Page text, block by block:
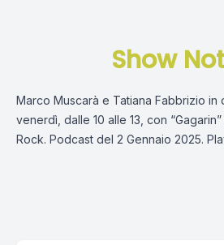
Show
Marco Muscarà e Tatiana Fabbrizio in
venerdì, dalle 10 alle 13, con
Rock. Podcast del 2 Gennaio 2025.